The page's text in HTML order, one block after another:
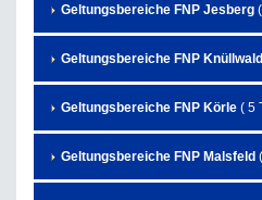
Geltungsbereiche FNP Jesberg
Geltungsbereiche FNP Knüllwald
Geltungsbereiche FNP Körle ( 5
Geltungsbereiche FNP Malsfeld